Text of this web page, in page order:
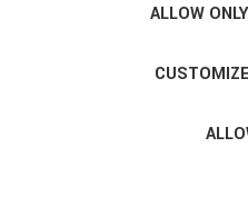
Nous sommes ouverts du
ALLOW